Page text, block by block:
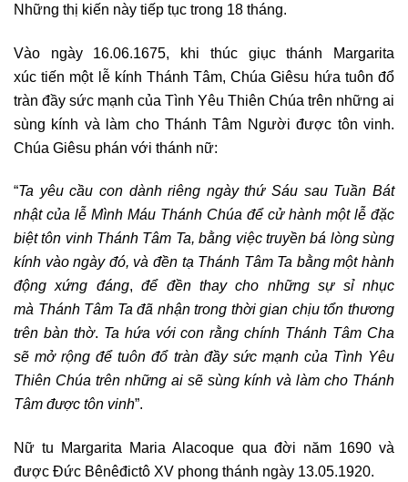
Những thị kiến này tiếp tục trong 18 tháng.
Vào ngày 16.06.1675, khi thúc giục thánh Margarita
xúc tiến một lễ kính Thánh Tâm, Chúa Giêsu hứa tuôn đổ
tràn đầy sức mạnh của Tình Yêu Thiên Chúa trên những ai
sùng kính và làm cho Thánh Tâm Người được tôn vinh.
Chúa Giêsu phán với thánh nữ:
“Ta yêu cầu condành riêng ngày thứ Sáu sau Tuần Bát
nhật của lễ Mình Máu Thánh Chúa để cử hành một lễ đặc
biệt tôn vinh Thánh Tâm Ta, bằng việctruyền bá lòng sùng
kính vào ngày đó, và đền tạ Thánh Tâm Ta bằng một hành
động xứng đáng,để đền thay cho những sự sỉ nhục
mà Thánh Tâm Ta đã nhận trong thời gian chịu tổn thương
trên bàn thờ. Ta hứa với con rằng chính Thánh Tâm Cha
sẽ mở rộng để tuôn đổ tràn đầy sức mạnh của Tình Yêu
Thiên Chúa trên những ai sẽ sùng kính và làm cho Thánh
Tâm được tôn vinh”.
Nữ tu Margarita Maria Alacoque qua đời năm 1690 và
được Đức Bênêđictô XV phong thánh ngày 13.05.1920.